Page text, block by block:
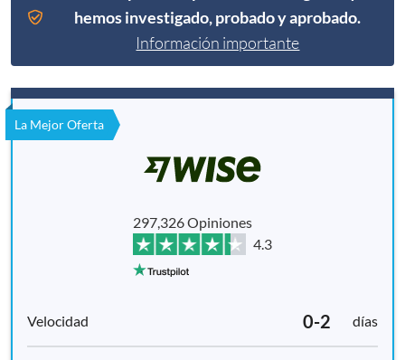
hemos investigado, probado y aprobado.
Información importante
La Mejor Oferta
297,326 Opiniones
4.3
0-2 días